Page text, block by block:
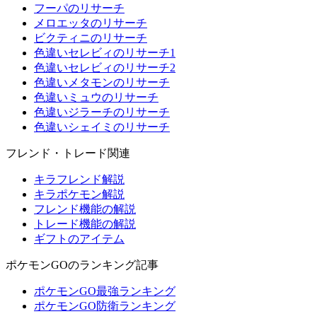
フーパのリサーチ
メロエッタのリサーチ
ビクティニのリサーチ
色違いセレビィのリサーチ1
色違いセレビィのリサーチ2
色違いメタモンのリサーチ
色違いミュウのリサーチ
色違いジラーチのリサーチ
色違いシェイミのリサーチ
フレンド・トレード関連
キラフレンド解説
キラポケモン解説
フレンド機能の解説
トレード機能の解説
ギフトのアイテム
ポケモンGOのランキング記事
ポケモンGO最強ランキング
ポケモンGO防衛ランキング